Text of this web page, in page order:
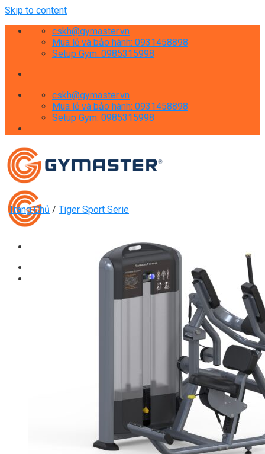
Skip to content
cskh@gymaster.vn
Mua lẻ và bảo hành: 0931458898
Setup Gym: 0985315998
cskh@gymaster.vn
Mua lẻ và bảo hành: 0931458898
Setup Gym: 0985315998
Máy Leo Cầu Thang
Máy Rung Bụng
Máy tập phục hồi chức năng
Thiết Bị Phòng Gym chuyên dụng
Máy Khối Tập Với Cáp
Máy khối đa năng
Trang Chủ / Tiger Sport Serie